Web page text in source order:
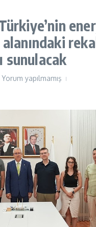
sunulacak
Yorum yapılmamış